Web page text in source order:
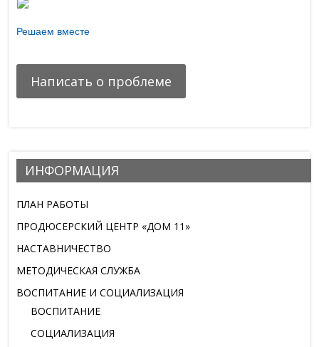
Решаем вместе
Написать о проблеме
ИНФОРМАЦИЯ
ПЛАН РАБОТЫ
ПРОДЮСЕРСКИЙ ЦЕНТР «ДОМ 11»
НАСТАВНИЧЕСТВО
МЕТОДИЧЕСКАЯ СЛУЖБА
ВОСПИТАНИЕ И СОЦИАЛИЗАЦИЯ
ВОСПИТАНИЕ
СОЦИАЛИЗАЦИЯ